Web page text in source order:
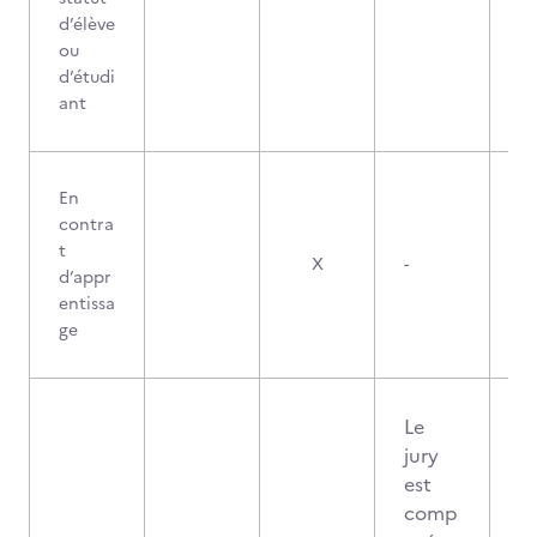
d’élève
ou
d’étudi
ant
En
contra
t
d’appr
entissa
ge
X -
Le
jury
est
comp